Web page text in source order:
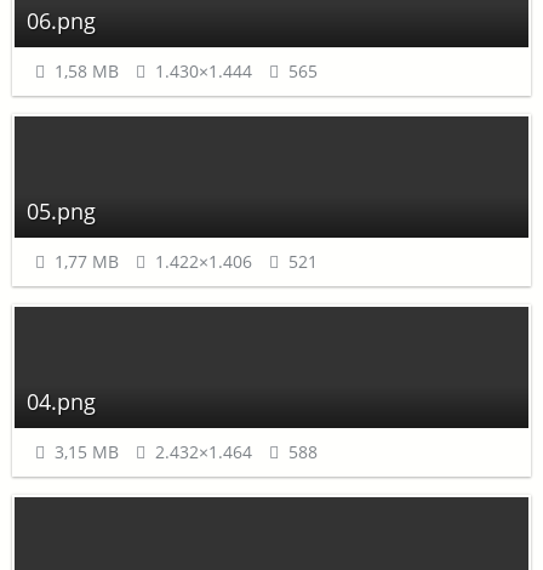
06.png
1,58 MB 1.430×1.444 565
05.png
1,77 MB 1.422×1.406 521
04.png
3,15 MB 2.432×1.464 588